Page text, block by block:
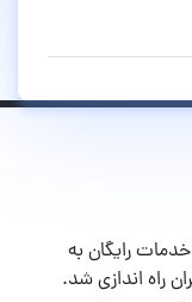
با هدف ارائه خدمات رایگان به
راه اندازی شد.